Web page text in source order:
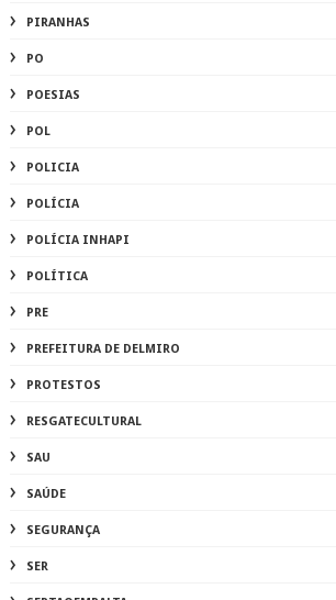
PIRANHAS
PO
POESIAS
POL
POLICIA
POLÍCIA
POLÍCIA INHAPI
POLÍTICA
PRE
PREFEITURA DE DELMIRO
PROTESTOS
RESGATECULTURAL
SAU
SAÚDE
SEGURANÇA
SER